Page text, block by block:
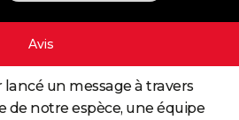
Avis
lancé un message à travers
de notre espèce, une équipe